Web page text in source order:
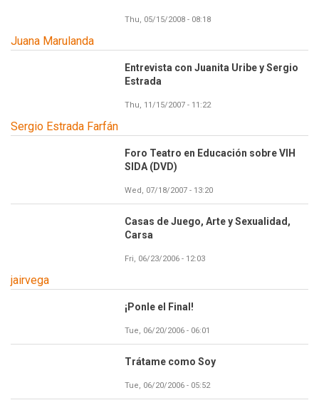
Thu, 05/15/2008 - 08:18
Juana Marulanda
Entrevista con Juanita Uribe y Sergio
Estrada
Thu, 11/15/2007 - 11:22
Sergio Estrada Farfán
Foro Teatro en Educación sobre VIH
SIDA (DVD)
Wed, 07/18/2007 - 13:20
Casas de Juego, Arte y Sexualidad,
Carsa
Fri, 06/23/2006 - 12:03
jairvega
¡Ponle el Final!
Tue, 06/20/2006 - 06:01
Trátame como Soy
Tue, 06/20/2006 - 05:52